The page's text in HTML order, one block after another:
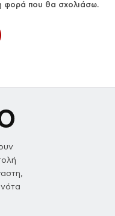
φορά που θα σχολιάσω.